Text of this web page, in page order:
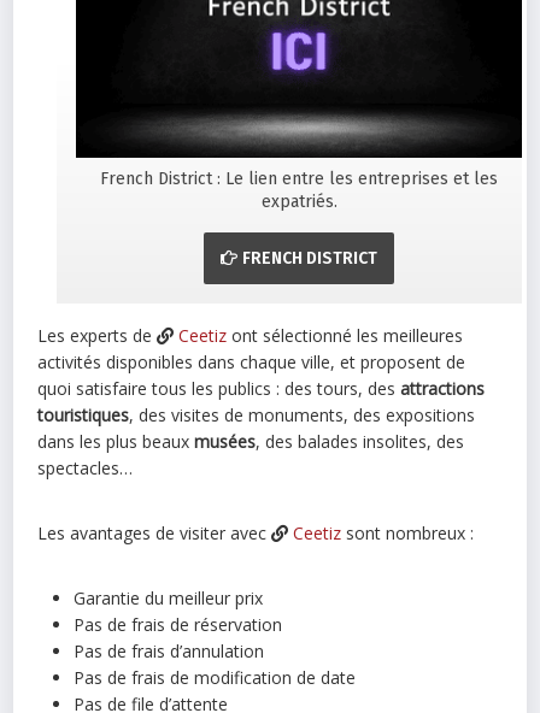
French District : Le lien entre les entreprises et les
expatriés.
FRENCH DISTRICT
Les experts de Ceetiz ont sélectionné les meilleures
activités disponibles dans chaque ville, et proposent de
quoi satisfaire tous les publics : des tours, desattractions
touristiques, des visites de monuments, des expositions
dans les plus beauxmusées, des balades insolites, des
spectacles…
Les avantages de visiter avec Ceetiz sont nombreux :
Garantie du meilleur prix
Pas de frais de réservation
Pas de frais d’annulation
Pas de frais de modification de date
Pas de file d’attente